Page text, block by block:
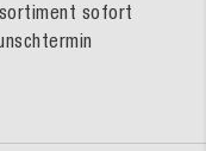
sofort